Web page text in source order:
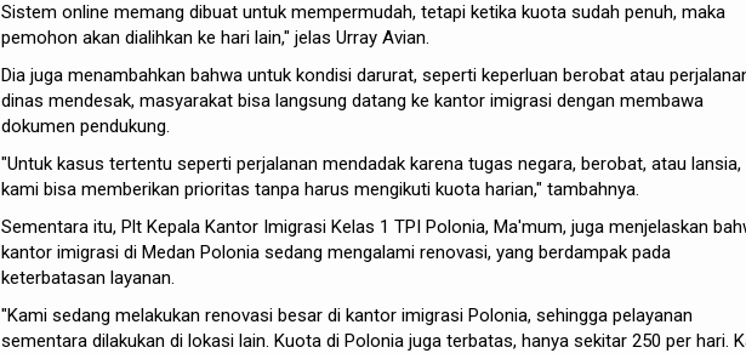
Sistem online memang dibuat untuk mempermudah, tetapi ketika kuota sudah penuh, maka
pemohon akan dialihkan ke hari lain," jelas Urray Avian.
Dia juga menambahkan bahwa untuk kondisi darurat, seperti keperluan berobat atau
dinas mendesak, masyarakat bisa langsung datang ke kantor imigrasi dengan membawa
dokumen pendukung.
"Untuk kasus tertentu seperti perjalanan mendadak karena tugas negara, berobat, atau lansia,
kami bisa memberikan prioritas tanpa harus mengikuti kuota harian," tambahnya.
Sementara itu, Plt Kepala Kantor Imigrasi Kelas 1 TPI Polonia, Ma'mum, juga menjelaskan
kantor imigrasi di Medan Polonia sedang mengalami renovasi, yang berdampak pada
keterbatasan layanan.
"Kami sedang melakukan renovasi besar di kantor imigrasi Polonia, sehingga pelayanan
sementara dilakukan di lokasi lain. Kuota di Polonia juga terbatas, hanya sekitar 250 per hari.